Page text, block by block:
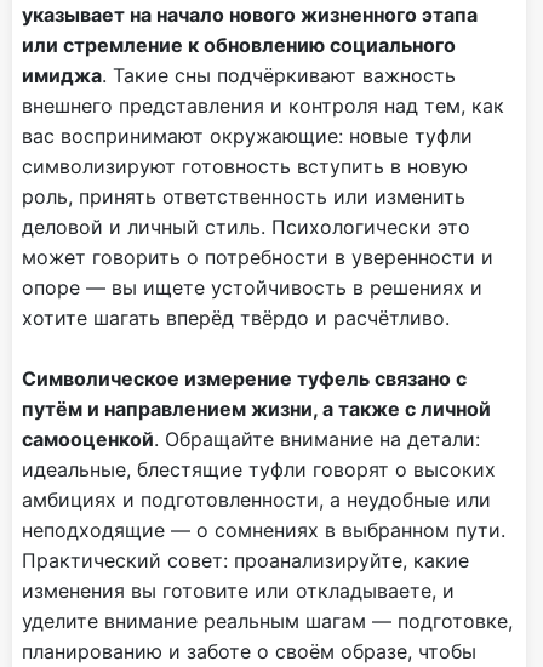
указывает на начало нового жизненного этапа
или стремление к обновлению социального
имиджа. Такие сны подчёркивают важность
внешнего представления и контроля над тем, как
вас воспринимают окружающие: новые туфли
символизируют готовность вступить в новую
роль, принять ответственность или изменить
деловой и личный стиль. Психологически это
может говорить о потребности в уверенности и
опоре — вы ищете устойчивость в решениях и
хотите шагать вперёд твёрдо и расчётливо.
Символическое измерение туфель связано с
путём и направлением жизни, а также с личной
самооценкой. Обращайте внимание на детали:
идеальные, блестящие туфли говорят о высоких
амбициях и подготовленности, а неудобные или
неподходящие — о сомнениях в выбранном пути.
Практический совет: проанализируйте, какие
изменения вы готовите или откладываете, и
уделите внимание реальным шагам — подготовке,
планированию и заботе о своём образе, чтобы